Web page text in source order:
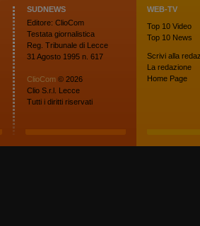
SUDNEWS
Editore: ClioCom
Testata giornalistica
Reg. Tribunale di Lecce
31 Agosto 1995 n. 617
ClioCom © 2026
Clio S.r.l. Lecce
Tutti i diritti riservati
WEB-TV
Top 10 Video
Top 10 News
Scrivi alla
La redazione
Home Page